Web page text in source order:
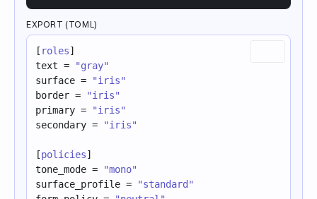
EXPORT (TOML)
[ roles]
text =
"gray"
surface =
"iris"
border =
"iris"
primary =
"iris"
secondary = "iris"
[policies]
tone_mode =
"mono"
surface_profile =
"standard"